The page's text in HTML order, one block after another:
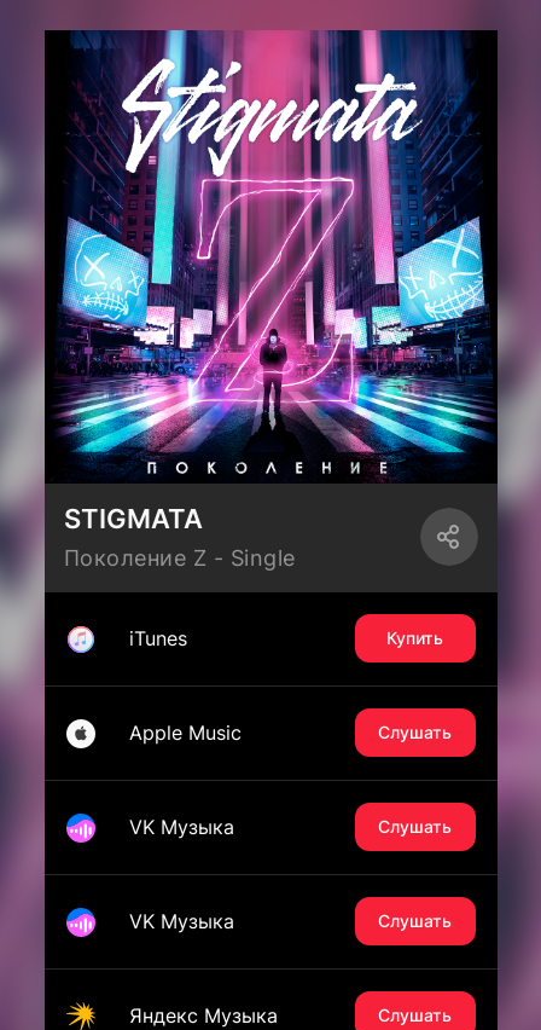
STIGMATA
Поколение Z - Single
iTunes Купить
Apple Music Слушать
VK Музыка Слушать
VK Музыка Слушать
Яндекс Музыка Слушать